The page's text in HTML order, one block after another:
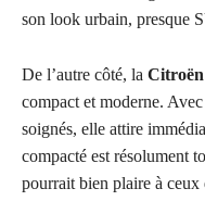
son look urbain, presque
De l’autre côté, la
compact et moderne.
soignés, elle attire
compacté est résolument
pourrait bien plaire à ceux